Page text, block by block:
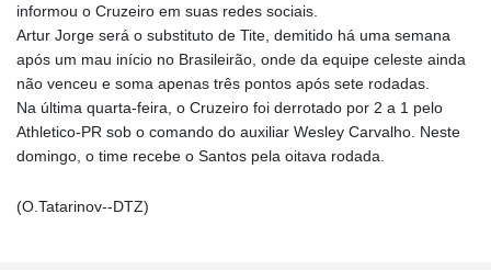
informou o Cruzeiro em suas redes sociais.
Artur Jorge será o substituto de Tite, demitido há uma semana
após um mau início no Brasileirão, onde da equipe celeste ainda
não venceu e soma apenas três pontos após sete rodadas.
Na última quarta-feira, o Cruzeiro foi derrotado por 2 a 1 pelo
Athletico-PR sob o comando do auxiliar Wesley Carvalho. Neste
domingo, o time recebe o Santos pela oitava rodada.
(O.Tatarinov--DTZ)